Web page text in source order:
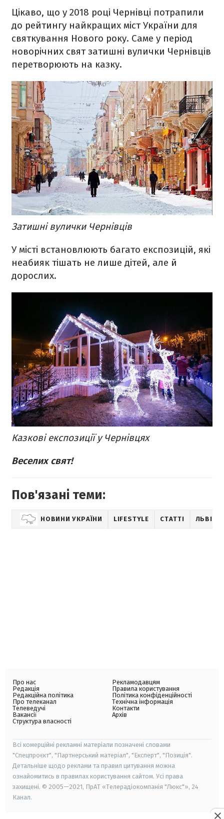
Цікаво, що у 2018 році Чернівці потрапили
до рейтингу найкращих міст України для
святкування Нового року. Саме у період
новорічних свят затишні вулички Чернівців
перетворюють на казку.
Затишні вулички Чернівців
У місті встановлюють багато експозицій, які
неабияк тішать не лише дітей, але й
дорослих.
Казкові експозиції у Чернівцях
Веселих свят!
Пов'язані теми:
НОВИНИ УКРАЇНИ LIFESTYLE СТАТТІ ЛЬВІВ
Про нас
Редакція
Редакційна політика
Про телеканал
Телеведучі
Вакансії
Структура власності
Рекламодавцям
Правила користування
Політика конфіденційності
Технічна інформація
Контакти
Архів
Всі комерційні рекламні матеріали позначені словами
"Спецпроєкт", "Партнерський матеріал", "Експерт", "Позиція".
Детальніше щодо реклами та правил цитування можна
ознайомитись в правилах користування сайтом. Усі права
захищені. © 2005—2021, ПрАТ «Телерадіокомпанія "Люкс"», 24
Канал.